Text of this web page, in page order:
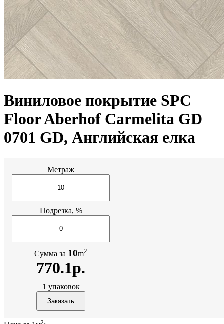
Виниловое покрытие SPC
Floor Aberhof Carmelita GD
0701 GD, Английская елка
Метраж
Подрезка, %
Сумма за 10m2
770.1р.
1 упаковок
2